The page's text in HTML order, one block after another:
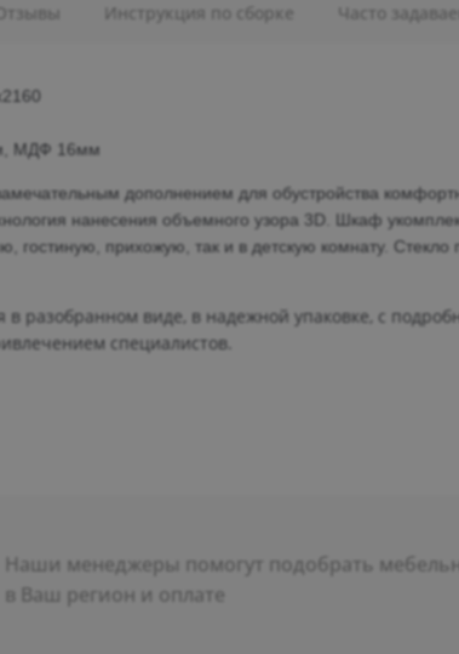
МДФ 16мм
дополнением для обустройства
нанесения объемного узора 3D. Шкаф
гостиную, прихожую, так и в детскую комнату. Стекло
в разобранном виде, в надежной упаковке, с
специалистов.
Отзывы Инструкция по сборке Часто
Наши менеджеры помогут подобрать
в Ваш регион и оплате